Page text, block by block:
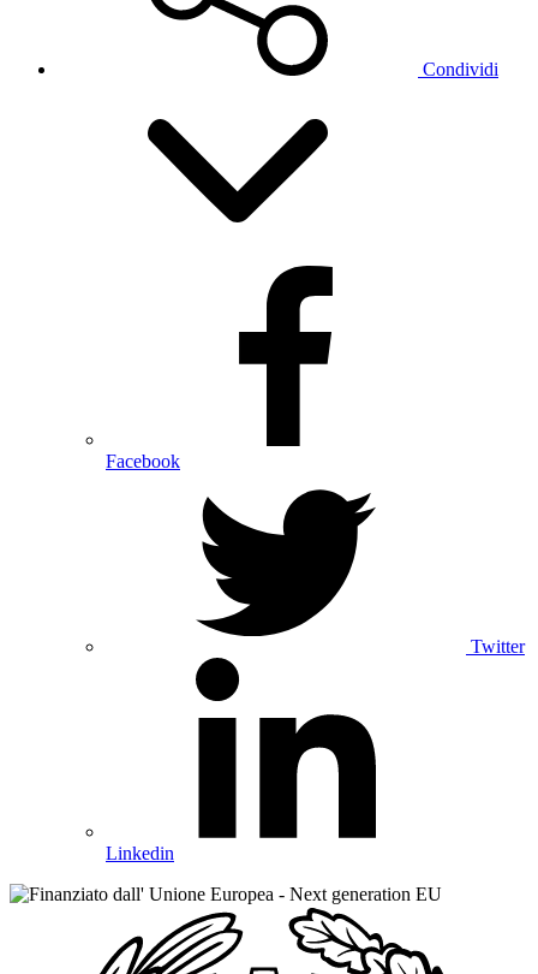
Condividi
Facebook
Twitter
Linkedin